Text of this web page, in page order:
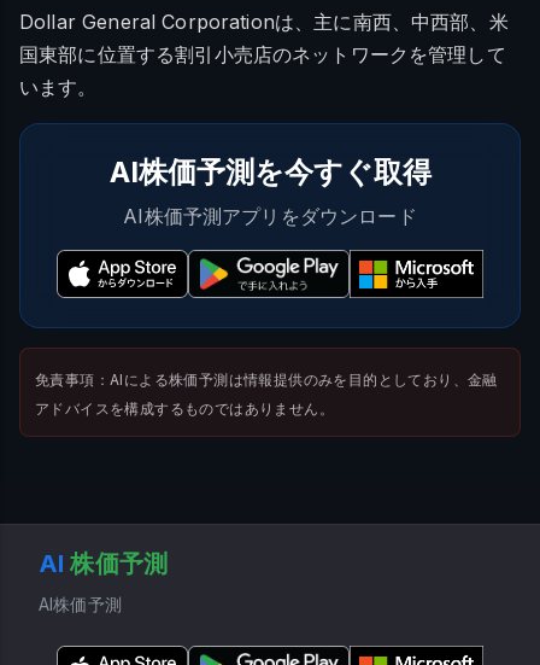
Dollar General Corporationは、主に南西、中西部、米
国東部に位置する割引小売店のネットワークを管理して
います。
AI株価予測を今すぐ取得
AI株価予測アプリをダウンロード
免責事項：AIによる株価予測は情報提供のみを目的としており、金融
アドバイスを構成するものではありません。
AI 株価予測
AI株価予測